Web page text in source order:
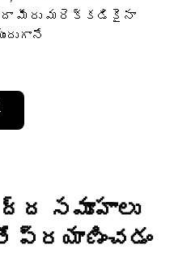
మీరు మరెక్కడికైనా
సమూహాలు
ప్రయాణించడం